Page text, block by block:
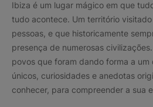
Ibiza é um lugar mágico em que
tudo acontece. Um território
pessoas, e que historicamente
presença de numerosas
povos que foram dando forma a
únicos, curiosidades e anedotas
conhecer, para compreender a sua